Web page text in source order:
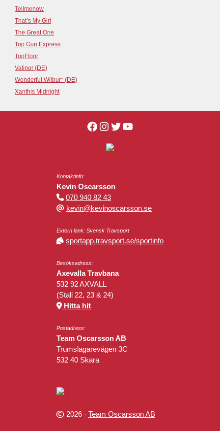
Tellmenow
That’s My Girl
The Great One
Top Gun Express
TopFloor
Valinor (DE)
Wonderful Wilbur* (DE)
Xanthis Midnight
Kontaktinfo:
Kevin Oscarsson
070 940 82 43
kevin@kevinoscarsson.se
Extern länk: Svensk Travsport
sportapp.travsport.se/sportinfo
Besöksadress:
Axevalla Travbana
532 92 AXVALL
(Stall 22, 23 & 24)
Hitta hit
Postadress:
Team Oscarsson AB
Trumslagarevägen 3C
532 40 Skara
2026 · Team Oscarsson AB